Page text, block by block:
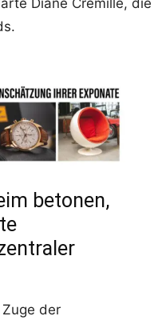
Diane Cremille, die
betonen,
der